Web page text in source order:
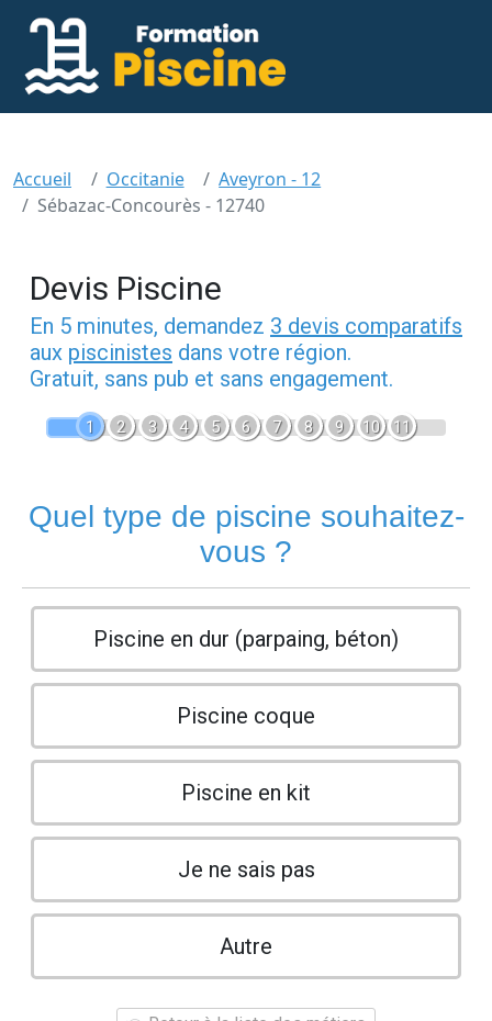
Accueil Occitanie
Aveyron - 12
Sébazac-Concourès - 12740
Devis Piscine
En 5 minutes, demandez 3 devis comparatifs
aux piscinistes dans votre région.
Gratuit, sans pub et sans engagement.
1 2 3 4 5 6 7 8 9 10 11
Quel type de piscine souhaitez-
vous ?
Piscine en dur (parpaing, béton)
Piscine coque
Piscine en kit
Je ne sais pas
Autre